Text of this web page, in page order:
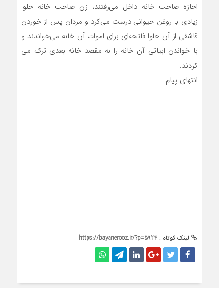
اجازه صاحب خانه داخل می‌رفتند، زن صاحب خانه حلوا
زیادی با روغن حیوانی درست می‌کرد و مردان پس از خوردن
قاشقی از آن حلوا فاتحه‌ای برای اموات آن خانه می‌خواندند و
با خواندن ابیاتی آن خانه را به مقصد خانه بعدی ترک می
کردند.
انتهای پیام
ثبت دیدگاه